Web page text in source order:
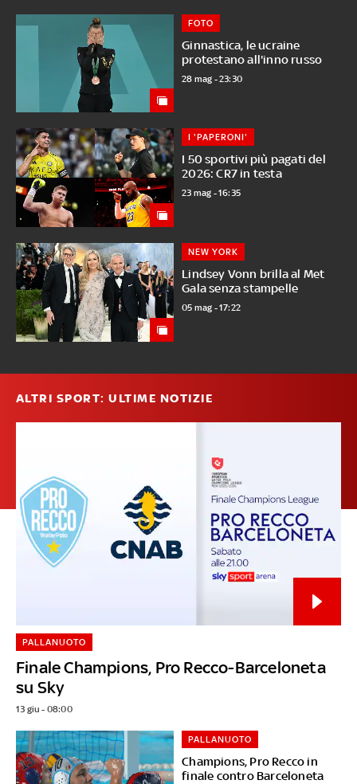
Ginnastica, le ucraine
protestano all'inno russo
FOTO
28 mag - 23:30
I 50 sportivi più pagati del
2026: CR7 in testa
I 'PAPERONI'
23 mag - 16:35
Lindsey Vonn brilla al Met
Gala senza stampelle
NEW YORK
05 mag - 17:22
ALTRI SPORT: ULTIME NOTIZIE
Finale Champions, Pro Recco-Barceloneta
su Sky
PALLANUOTO
13 giu - 08:00
Champions, Pro Recco in
finale contro Barceloneta
PALLANUOTO